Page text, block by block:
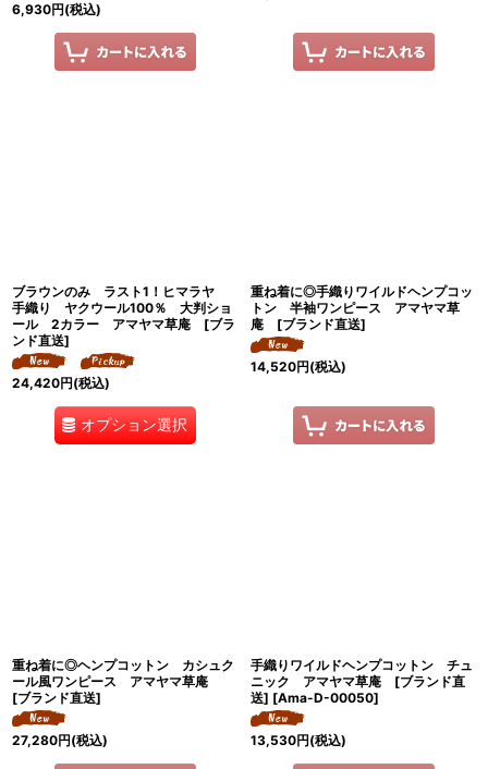
6,930円(税込)
ブラウンのみ ラスト1！ヒマラヤ
手織り ヤクウール100％ 大判ショ
ール 2カラー アマヤマ草庵 [ブラ
ンド直送]
24,420円(税込)
オプション選択
重ね着に◎手織りワイルドヘンプコッ
トン 半袖ワンピース アマヤマ草
庵 [ブランド直送]
14,520円(税込)
重ね着に◎ヘンプコットン カシュク
ール風ワンピース アマヤマ草庵
[ブランド直送]
27,280円(税込)
手織りワイルドヘンプコットン チュ
ニック アマヤマ草庵 [ブランド直
送] [Ama-D-00050]
13,530円(税込)